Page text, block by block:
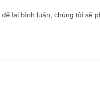
lại bình luận, chúng tôi sẽ